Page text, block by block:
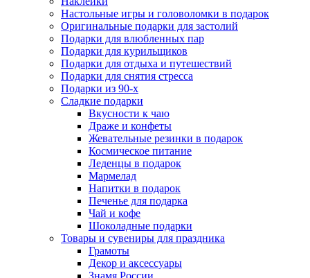
Настольные игры и головоломки в подарок
Оригинальные подарки для застолий
Подарки для влюбленных пар
Подарки для курильщиков
Подарки для отдыха и путешествий
Подарки для снятия стресса
Подарки из 90-х
Сладкие подарки
Вкусности к чаю
Драже и конфеты
Жевательные резинки в подарок
Космическое питание
Леденцы в подарок
Мармелад
Напитки в подарок
Печенье для подарка
Чай и кофе
Шоколадные подарки
Товары и сувениры для праздника
Грамоты
Декор и аксессуары
Знамя России